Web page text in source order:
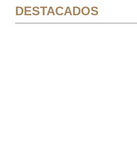
DESTACADOS